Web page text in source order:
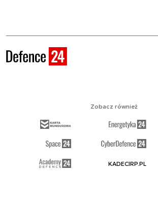
Zobacz również
KADECIRP.PL